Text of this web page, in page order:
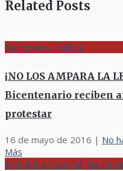
Related Posts
Nacionales, Política
¡NO LOS AMPARA LA
Bicentenario reciben
protestar
16 de mayo de 2016 | No
Más
Asamblea Nacional,